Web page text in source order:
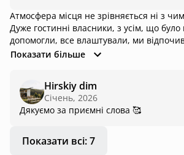
власники дуже привітні! Я точно знаю,
повернутися сюди знову!
Атмосфера місця не зрівняється ні з
Дуже гостинні власники, з усім, що було
допомогли, все влаштували, ми
думали та не переймались. Тепер це
Показати більше
Hirskiy dim
Січень, 2026
Дякуємо за приємні слова 🥰
Показати всі: 7